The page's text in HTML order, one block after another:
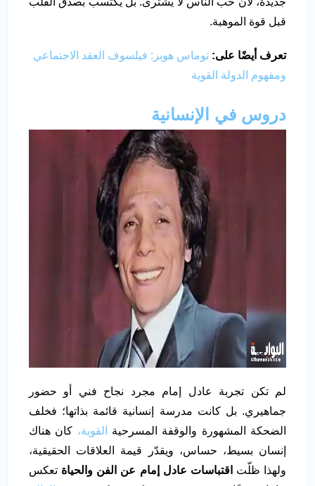
قبل قوة الموهبة.
تعرف أيضًا على: توماس هوبز: فيلسوف العقد الاجتماعي
ومفهوم الدولة القوية
دروس في الإنسانية
لم تكن تجربة عادل إمام مجرد نجاح فني أو حضور
جماهيري. بل كانت مدرسة إنسانية قائمة بذاتها؛ فخلف
الضحكة المشهورة والوقفة المسرحية القوية، كان هناك
إنسان بسيط، حساس، ويقدّر قيمة العلاقات الحقيقية،
ولهذا ظلّت اقتباسات عادل إمام عن الفن والحياة تعكس